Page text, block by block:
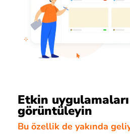
Etkin
görüntüleyin
Bu özellik de yakında